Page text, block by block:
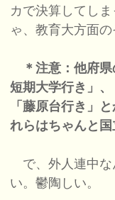
カで決算してし
ゃ、教育大方面
＊注意：他府
短期大学行き」、
「藤原台行き」
れらはちゃんと国
で、外人連中な
い。鬱陶しい。